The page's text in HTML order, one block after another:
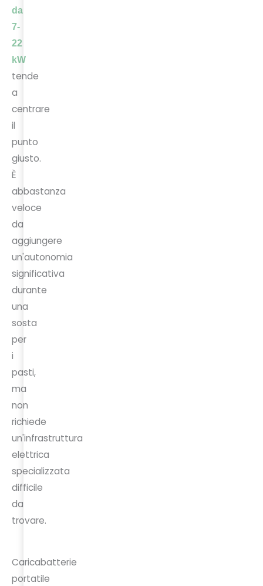
da
7-
22
kW
tende
a
centrare
il
punto
giusto.
È
abbastanza
veloce
da
aggiungere
un'autonomia
significativa
durante
una
sosta
per
i
pasti,
ma
non
richiede
un'infrastruttura
elettrica
specializzata
difficile
da
trovare.
Caricabatterie
portatile